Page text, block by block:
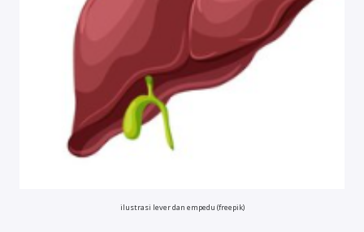
ilustrasi lever dan empedu (freepik)